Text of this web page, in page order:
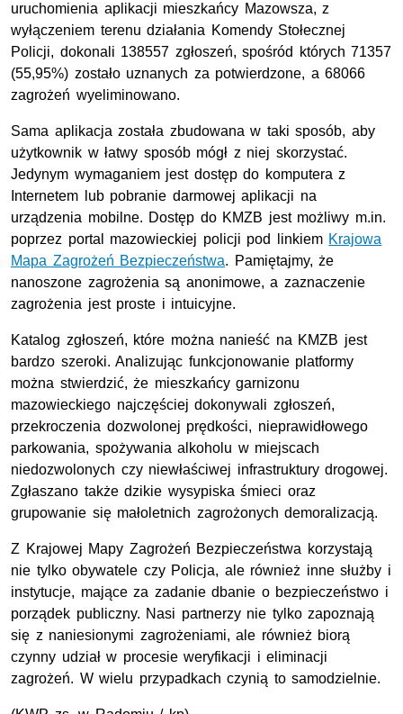
uruchomienia aplikacji mieszkańcy Mazowsza, z
wyłączeniem terenu działania Komendy Stołecznej
Policji, dokonali 138557 zgłoszeń, spośród których 71357
(55,95%) zostało uznanych za potwierdzone, a 68066
zagrożeń wyeliminowano.
Sama aplikacja została zbudowana w taki sposób, aby
użytkownik w łatwy sposób mógł z niej skorzystać.
Jedynym wymaganiem jest dostęp do komputera z
Internetem lub pobranie darmowej aplikacji na
urządzenia mobilne. Dostęp do KMZB jest możliwy m.in.
poprzez portal mazowieckiej policji pod linkiem Krajowa
Mapa Zagrożeń Bezpieczeństwa. Pamiętajmy, że
nanoszone zagrożenia są anonimowe, a zaznaczenie
zagrożenia jest proste i intuicyjne.
Katalog zgłoszeń, które można nanieść na KMZB jest
bardzo szeroki. Analizując funkcjonowanie platformy
można stwierdzić, że mieszkańcy garnizonu
mazowieckiego najczęściej dokonywali zgłoszeń,
przekroczenia dozwolonej prędkości, nieprawidłowego
parkowania, spożywania alkoholu w miejscach
niedozwolonych czy niewłaściwej infrastruktury drogowej.
Zgłaszano także dzikie wysypiska śmieci oraz
grupowanie się małoletnich zagrożonych demoralizacją.
Z Krajowej Mapy Zagrożeń Bezpieczeństwa korzystają
nie tylko obywatele czy Policja, ale również inne służby i
instytucje, mające za zadanie dbanie o bezpieczeństwo i
porządek publiczny. Nasi partnerzy nie tylko zapoznają
się z naniesionymi zagrożeniami, ale również biorą
czynny udział w procesie weryfikacji i eliminacji
zagrożeń. W wielu przypadkach czynią to samodzielnie.